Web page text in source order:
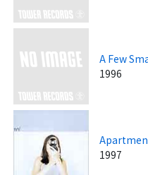
A Few
1996
1997